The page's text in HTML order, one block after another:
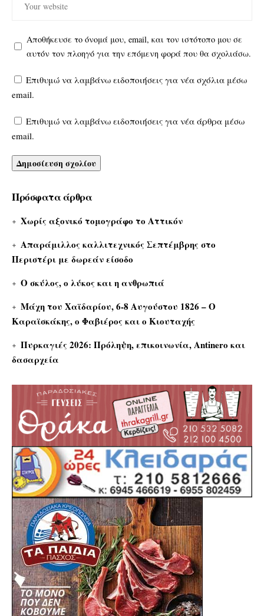
Αποθήκευσε το όνομά μου, email, και τον ιστότοπο μου σε
αυτόν τον πλοηγό για την επόμενη φορά που θα σχολιάσω.
Επιθυμώ να λαμβάνω ειδοποιήσεις για νέα σχόλια μέσω
email.
Επιθυμώ να λαμβάνω ειδοποιήσεις για νέα άρθρα μέσω
email.
Πρόσφατα άρθρα
Χωρίς αξονικό τομογράφο το Αττικόν
Απαράμιλλος καλλιτεχνικός Σεπτέμβρης στο
Περιστέρι με δωρεάν είσοδο
Ο σκύλος, ο λύκος και η ανθρωπιά
Μάχη του Χαϊδαρίου, 6-8 Αυγούστου 1826 – Ο
Καραϊσκάκης, ο Φαβιέρος και ο Κιουταχής
Πυρκαγιές 2026: Πρόληψη, επικοινωνία, Antinero και
δασαρχεία